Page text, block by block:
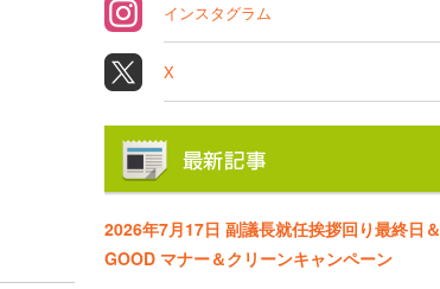
インスタグラム
X
2026年7月17日 副議長就任挨拶回り最終日＆
GOOD マナー＆クリーンキャンペーン